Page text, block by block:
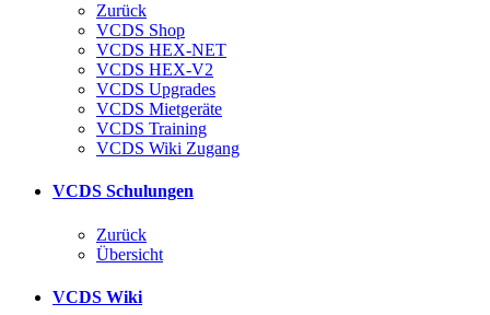
Zurück
VCDS Shop
VCDS HEX-NET
VCDS HEX-V2
VCDS Upgrades
VCDS Mietgeräte
VCDS Training
VCDS Wiki Zugang
VCDS Schulungen
Zurück
Übersicht
VCDS Wiki